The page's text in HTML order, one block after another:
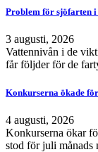
Problem för sjöfarten
3 augusti, 2026
Vattennivån i de
får följder för de
Konkurserna ökade
4 augusti, 2026
Konkurserna ökar
stod för juli månads